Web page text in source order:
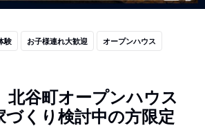
験 お子様連れ大歓迎 オープンハウス
北谷町オープンハウス
くり検討中の方限定